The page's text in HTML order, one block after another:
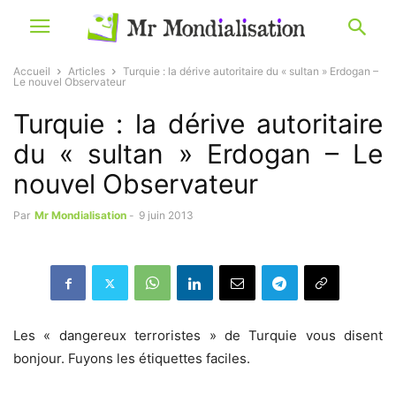
Accueil Articles
Turquie : la dérive autoritaire du « sultan » Erdogan –
Le nouvel Observateur
Turquie : la dérive autoritaire
du « sultan » Erdogan – Le
nouvel Observateur
Par Mr Mondialisation - 9 juin 2013
Les « dangereux terroristes » de Turquie vous disent
bonjour. Fuyons les étiquettes faciles.